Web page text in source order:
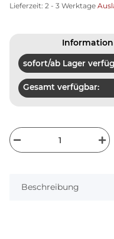
Lieferzeit: 2 - 3 Werktage
sofort/ab Lager
Gesamt verfügbar:
Beschreibung